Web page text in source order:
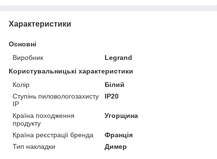
Характеристики
Основні
Виробник
Legrand
Користувальницькі характеристики
Колір
Білий
Ступінь пиловологозахисту
IP
IP20
Країна походження
продукту
Угорщина
Країна реєстрації бренда
Франція
Тип накладки
Димер